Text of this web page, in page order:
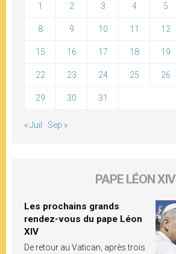
1 2 3 4 5
8 9 10 11 12
15 16 17 18 19
22 23 24 25 26
29 30 31
« Juil Sep »
PAPE LÉON XIV
Les prochains grands
rendez-vous du pape Léon
XIV
De retour au Vatican, après trois